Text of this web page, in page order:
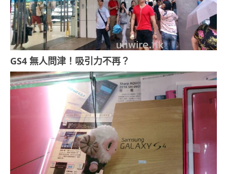
GS4 無人問津！吸引力不再？